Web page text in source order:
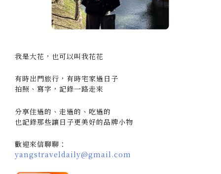
我是大花，也可以叫我花花
有時出門旅行，有時宅家過日子
拍照、寫字，記錄一路走來
分享住過的、走過的、吃過的
也記錄那些讓日子更美好的品牌小物
歡迎來信聊聊：
yangstraveldaily@gmail.com